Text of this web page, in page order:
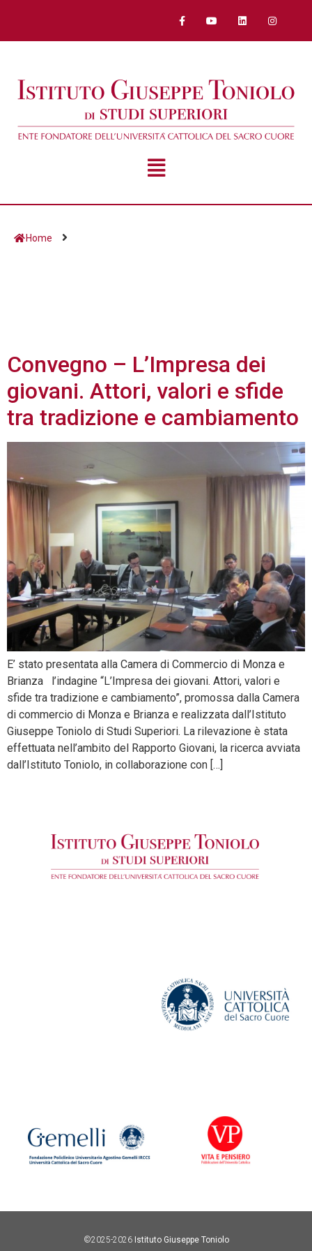
Home
Convegno – L’Impresa dei
giovani. Attori, valori e sfide
tra tradizione e cambiamento
E’ stato presentata alla Camera di Commercio di Monza e
Brianza l’indagine “L’Impresa dei giovani. Attori, valori e
sfide tra tradizione e cambiamento”, promossa dalla Camera
di commercio di Monza e Brianza e realizzata dall’Istituto
Giuseppe Toniolo di Studi Superiori. La rilevazione è stata
effettuata nell’ambito del Rapporto Giovani, la ricerca avviata
dall’Istituto Toniolo, in collaborazione con […]
©2025-2026 Istituto Giuseppe Toniolo